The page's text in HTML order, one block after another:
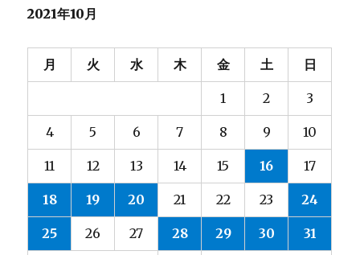
2021年10月
月 火 水 木 金 土 日
1 2 3
4 5 6 7 8 9 10
11 12 13 14 15 16 17
18 19 20 21 22 23 24
25 26 27 28 29 30 31